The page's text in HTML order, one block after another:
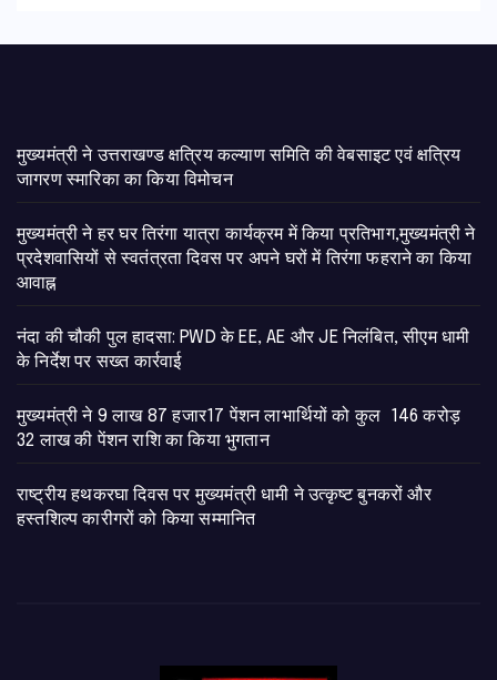
मुख्यमंत्री ने उत्तराखण्ड क्षत्रिय कल्याण समिति की वेबसाइट एवं क्षत्रिय
जागरण स्मारिका का किया विमोचन
मुख्यमंत्री ने हर घर तिरंगा यात्रा कार्यक्रम में किया प्रतिभाग,मुख्यमंत्री ने
प्रदेशवासियों से स्वतंत्रता दिवस पर अपने घरों में तिरंगा फहराने का किया
आवाह्न
नंदा की चौकी पुल हादसा: PWD के EE, AE और JE निलंबित, सीएम धामी
के निर्देश पर सख्त कार्रवाई
मुख्यमंत्री ने 9 लाख 87 हजार17 पेंशन लाभार्थियों को कुल 146 करोड़
32 लाख की पेंशन राशि का किया भुगतान
राष्ट्रीय हथकरघा दिवस पर मुख्यमंत्री धामी ने उत्कृष्ट बुनकरों और
हस्तशिल्प कारीगरों को किया सम्मानित